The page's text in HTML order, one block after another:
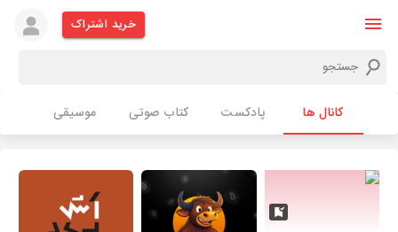
خرید اشتراک
کانال ها پادکست کتاب صوتی موسیقی